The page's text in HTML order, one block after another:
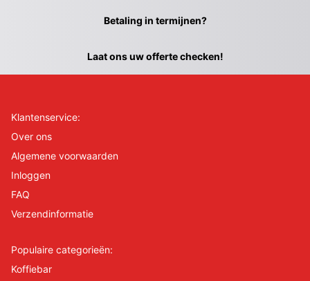
Betaling in termijnen?
Laat ons uw offerte checken!
Klantenservice:
Over ons
Algemene voorwaarden
Inloggen
FAQ
Verzendinformatie
Populaire categorieën:
Koffiebar